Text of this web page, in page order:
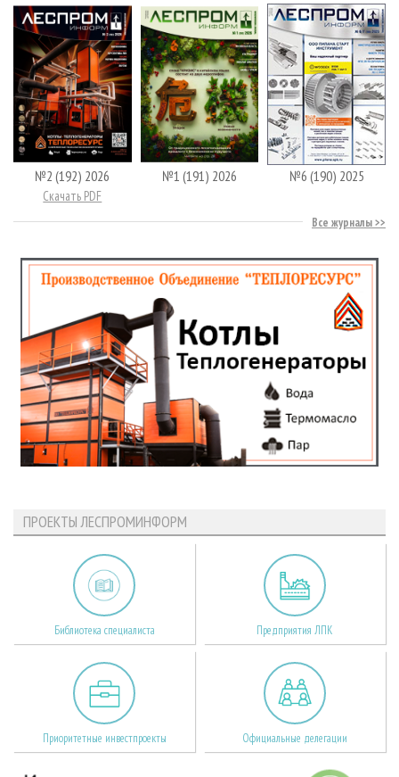
№2 (192) 2026
Скачать PDF
№1 (191) 2026 №6 (190) 2025
Все журналы
ПРОЕКТЫ ЛЕСПРОМИНФОРМ
Библиотека специалиста Предприятия ЛПК
Приоритетные инвестпроекты Официальные делегации